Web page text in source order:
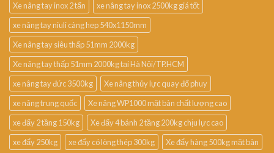
Xe nâng tay inox 2 tấn
xe nâng tay inox 2500kg giá tốt
xe nâng tay niuli càng hẹp 540x1150mm
Xe nâng tay siêu thấp 51mm 2000kg
Xe nâng tay thấp 51mm 2000kg tại Hà Nội/TP.HCM
xe nâng tay đức 3500kg
Xe nâng thủy lực quay đổ phuy
xe nâng trung quốc
Xe nâng WP1000 mặt bàn chất lượng cao
xe đẩy 2 tầng 150kg
Xe đẩy 4 bánh 2 tầng 200kg chịu lực cao
xe đẩy 250kg
xe đẩy có lòng thép 300kg Xe đẩy hàng 500kg mặt bàn